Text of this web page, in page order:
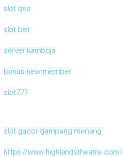
slot qris
slot bet
server kamboja
bonus new member
slot777
slot gacor gampang menang
https://www.highlandstheatre.com/